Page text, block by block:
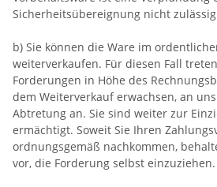
Sicherheitsübereignung nicht
b) Sie können die Ware im
weiterverkaufen. Für diesen Fall
Forderungen in Höhe des
dem Weiterverkauf erwachsen, an
Abtretung an. Sie sind weiter zur
ermächtigt. Soweit Sie Ihren
ordnungsgemäß nachkommen,
vor, die Forderung selbst einzuziehen.